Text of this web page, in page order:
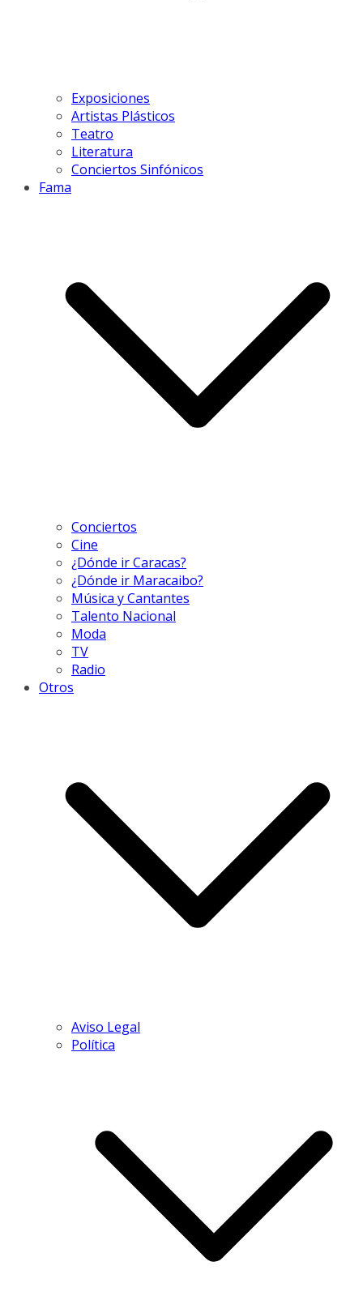
Exposiciones
Artistas Plásticos
Teatro
Literatura
Conciertos Sinfónicos
Fama
Conciertos
Cine
¿Dónde ir Caracas?
¿Dónde ir Maracaibo?
Música y Cantantes
Talento Nacional
Moda
TV
Radio
Otros
Aviso Legal
Política